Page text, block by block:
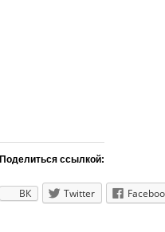
Поделиться ссылкой:
ВК Twitter